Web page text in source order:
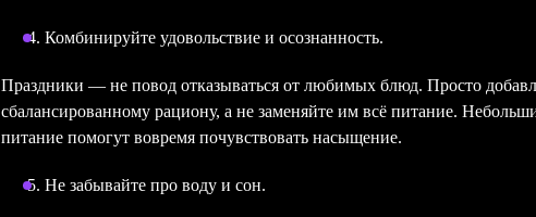
Комбинируйте удовольствие и осознанность.
Праздники — не повод отказываться от любимых блюд. Просто
сбалансированному рациону, а не заменяйте им всё питание.
питание помогут вовремя почувствовать насыщение.
Не забывайте про воду и сон.